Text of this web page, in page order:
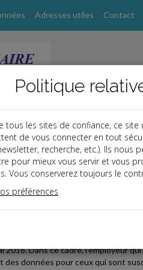
Adresses utiles Contact
10-30
ANALYSE D'IMPACT DE
le règlement européen dit le
2018. Dans ce cadre, l'employeur
des données pour ceux qui sont
Politique
tous les sites de confiance, ce
de vous connecter en tout
recherche, etc.). Ils
pour mieux vous servir et vous
Vous conserverez toujours le
préférences